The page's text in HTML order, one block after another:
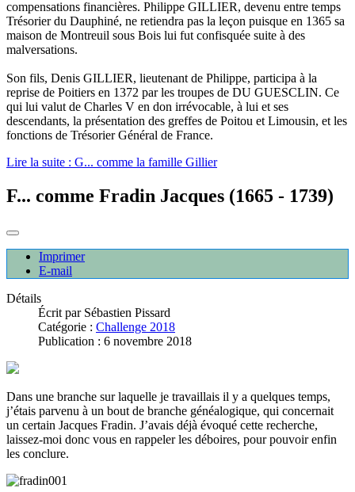
compensations financières. Philippe GILLIER, devenu entre temps
Trésorier du Dauphiné, ne retiendra pas la leçon puisque en 1365 sa
maison de Montreuil sous Bois lui fut confisquée suite à des
malversations.
Son fils, Denis GILLIER, lieutenant de Philippe, participa à la
reprise de Poitiers en 1372 par les troupes de DU GUESCLIN. Ce
qui lui valut de Charles V en don irrévocable, à lui et ses
descendants, la présentation des greffes de Poitou et Limousin, et les
fonctions de Trésorier Général de France.
Lire la suite : G... comme la famille Gillier
F... comme Fradin Jacques (1665 - 1739)
Imprimer
E-mail
Détails
Écrit par Sébastien Pissard
Catégorie : Challenge 2018
Publication : 6 novembre 2018
Dans une branche sur laquelle je travaillais il y a quelques temps,
j’étais parvenu à un bout de branche généalogique, qui concernait
un certain Jacques Fradin. J’avais déjà évoqué cette recherche,
laissez-moi donc vous en rappeler les déboires, pour pouvoir enfin
les conclure.